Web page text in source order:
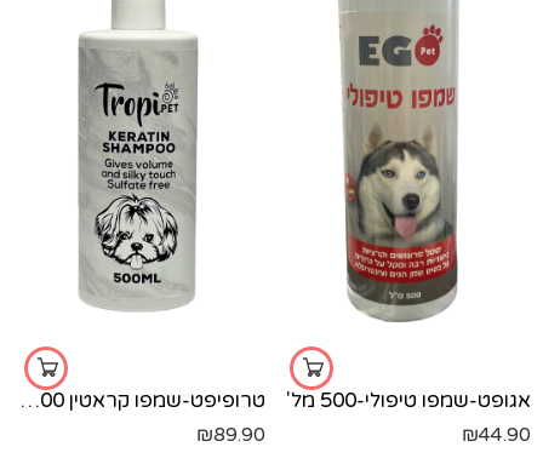
אגופט-שמפו טיפולי-500 מל'
₪44.90
טרופיפט-שמפו קראטין 500 מל
₪89.90